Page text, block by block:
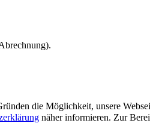
die Möglichkeit, unsere
näher informieren. Zur